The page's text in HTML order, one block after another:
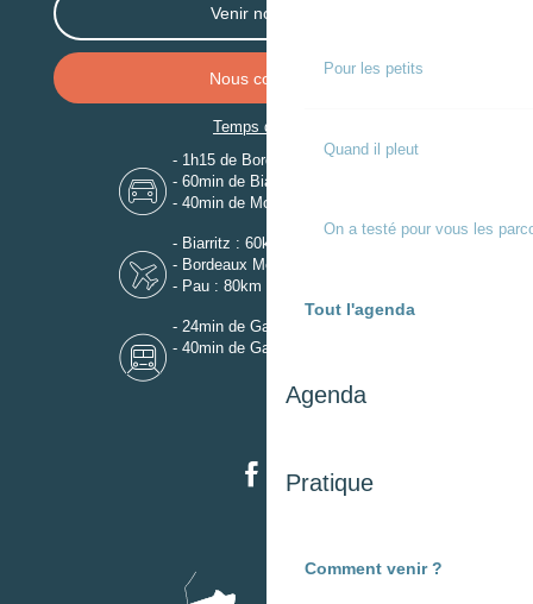
Pour les petits
Quand il pleut
On a testé pour vous les
Tout l'agenda
Agenda
Pratique
Comment venir ?
Venir nous voir
Nous contacter
Temps de trajet
- 1h15 de Bordeaux
- 60min de Biarritz
- 40min de Mont-de-Marsan
- Biarritz : 60km
- Bordeaux Mérignac : 110km
- Pau : 80km
- 24min de Gare de Dax
- 40min de Gare de Mont-de-Marsan